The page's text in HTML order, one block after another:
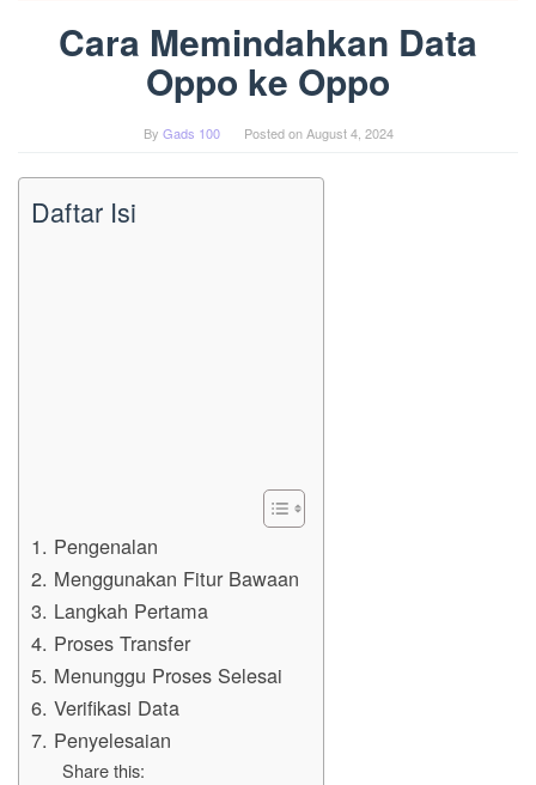
Cara Memindahkan Data
Oppo ke Oppo
By Gads 100 Posted onAugust 4, 2024
Daftar Isi
1. Pengenalan
2. Menggunakan Fitur Bawaan
3. Langkah Pertama
4. Proses Transfer
5. Menunggu Proses Selesai
6. Verifikasi Data
7. Penyelesaian
Share this: